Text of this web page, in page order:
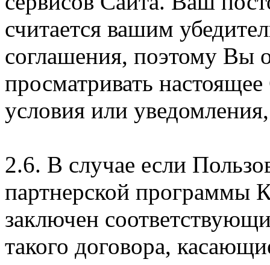
считается вашим
соглашения, поэтому Вы
просматривать
условия или
2.6. В случае если
партнерской программы
заключен
такого договора,